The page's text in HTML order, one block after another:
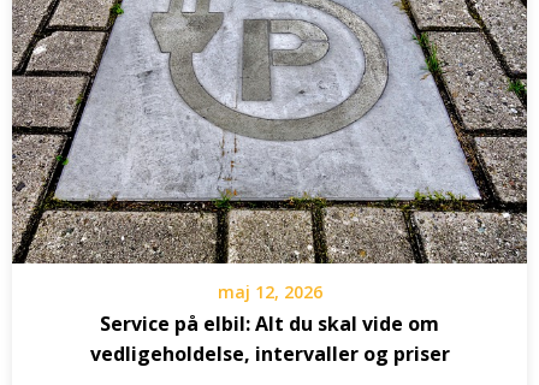
maj 12, 2026
Service på elbil: Alt du skal vide om
vedligeholdelse, intervaller og priser